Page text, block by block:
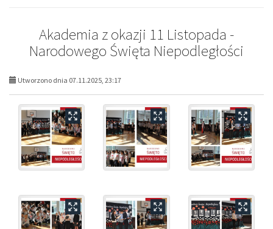
Akademia z okazji 11 Listopada -
Narodowego Święta Niepodległości
Utworzono dnia 07.11.2025, 23:17